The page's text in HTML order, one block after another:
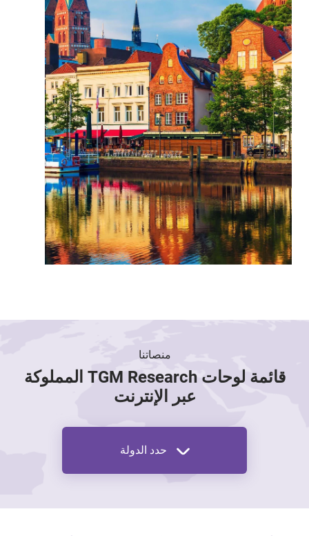
منصاتنا
قائمة لوحات TGM Research المملوكة
عبر الإنترنت